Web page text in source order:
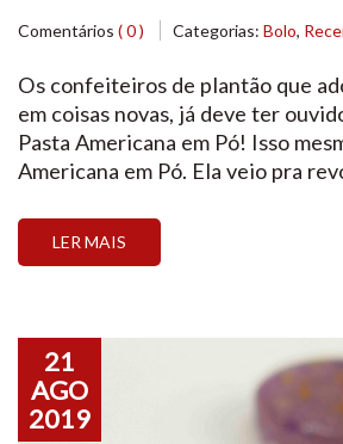
Comentários ( 0 ) Categorias: Bolo,
Os confeiteiros de plantão que
em coisas novas, já deve ter
Pasta Americana em Pó! Isso
Americana em Pó. Ela veio pra
Vermelha e Preta. Possui alto
durabilidade e é super fácil de
LER MAIS
21
AGO
2019